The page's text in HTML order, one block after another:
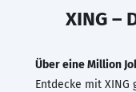
XING –
Über eine Million
Entdecke mit XING